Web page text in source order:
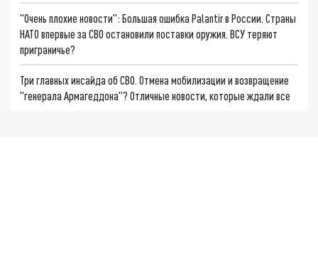
"Очень плохие новости": Большая ошибка Palantir в России. Страны
НАТО впервые за СВО остановили поставки оружия. ВСУ теряют
приграничье?
Три главных инсайда об СВО. Отмена мобилизации и возвращение
"генерала Армагеддона"? Отличные новости, которые ждали все